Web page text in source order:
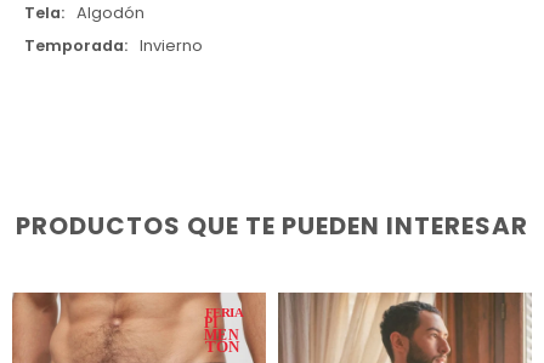
Tela
Algodón
Temporada
Invierno
PRODUCTOS QUE TE PUEDEN INTERESAR